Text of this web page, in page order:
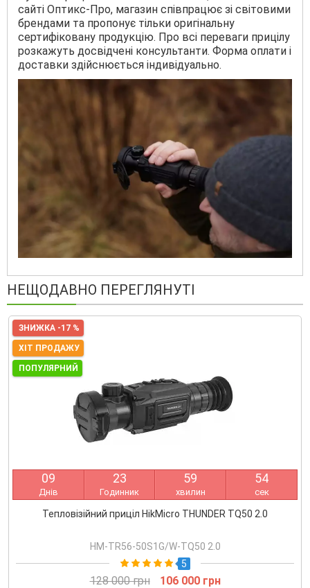
сайті Оптикс-Про, магазин співпрацює зі світовими
брендами та пропонує тільки оригінальну
сертифіковану продукцію. Про всі переваги прицілу
розкажуть досвідчені консультанти. Форма оплати і
доставки здійснюється індивідуально.
НЕЩОДАВНО ПЕРЕГЛЯНУТІ
ЗНИЖКА -17 %
ХІТ ПРОДАЖУ
ПОПУЛЯРНИЙ
09
Днів
23
Годинник
59
хвилин
53
сек
Тепловізійний приціл HikMicro THUNDER TQ50 2.0
HM-TR56-50S1G/W-TQ50 2.0
5
128 000 грн 106 000 грн